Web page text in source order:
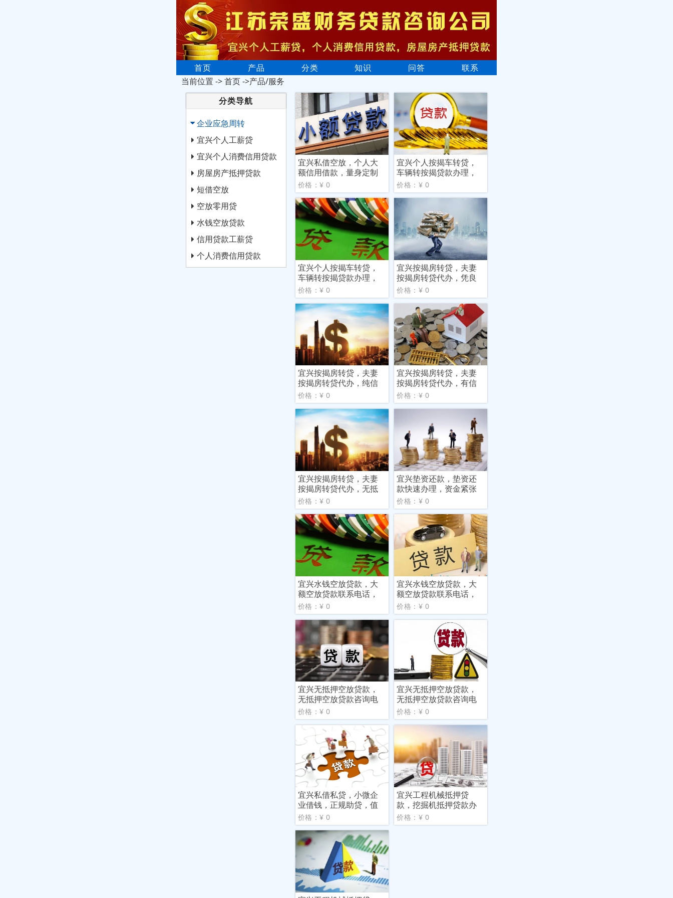
首页 产品 分类 知识 问答
联系
当前位置 ->首页->产品/服务
分类导航
企业应急周转
宜兴个人工薪贷
宜兴个人消费信用贷款
房屋房产抵押贷款
短借空放
空放零用贷
水钱空放贷款
信用贷款工薪贷
个人消费信用贷款
宜兴私借空放，个人大
额信用借款，量身定制
贷款
价格：¥ 0
宜兴个人按揭车转贷，
车辆转按揭贷款办理，
贷款
价格：¥ 0
宜兴个人按揭车转贷，
车辆转按揭贷款办理，
简化
价格：¥ 0
宜兴按揭房转贷，夫妻
按揭房转贷代办，凭良
好信
价格：¥ 0
宜兴按揭房转贷，夫妻
按揭房转贷代办，纯信
用贷
价格：¥ 0
宜兴按揭房转贷，夫妻
按揭房转贷代办，有信
用就
价格：¥ 0
宜兴按揭房转贷，夫妻
按揭房转贷代办，无抵
押无
价格：¥ 0
宜兴垫资还款，垫资还
款快速办理，资金紧张
别硬
价格：¥ 0
宜兴水钱空放贷款，大
额空放贷款联系电话，
资金
价格：¥ 0
宜兴水钱空放贷款，大
额空放贷款联系电话，
急事
价格：¥ 0
宜兴无抵押空放贷款，
无抵押空放贷款咨询电
话，
价格：¥ 0
宜兴无抵押空放贷款，
无抵押空放贷款咨询电
话，
价格：¥ 0
宜兴私借私贷，小微企
业借钱，正规助贷，值
得信
价格：¥ 0
宜兴工程机械抵押贷
款，挖掘机抵押贷款办
理，急
价格：¥ 0